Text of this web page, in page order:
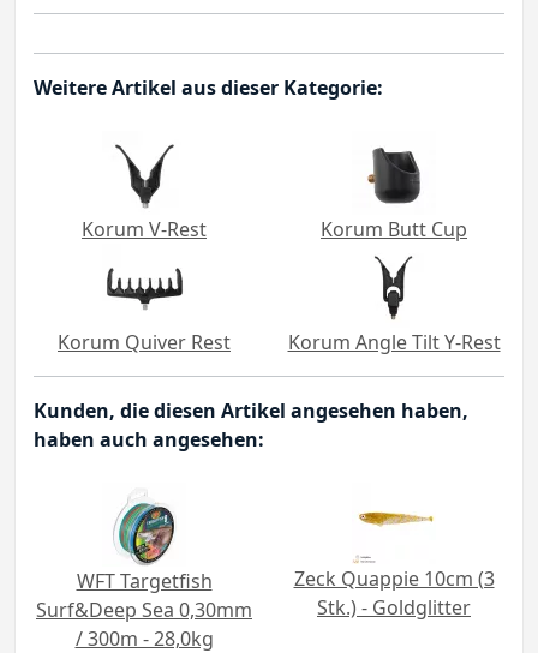
Weitere Artikel aus dieser Kategorie:
Korum V-Rest Korum Butt Cup
Korum Quiver Rest Korum Angle Tilt Y-Rest
Kunden, die diesen Artikel angesehen haben,
haben auch angesehen:
WFT Targetfish
Surf&Deep Sea 0,30mm
/ 300m - 28,0kg
Zeck Quappie 10cm (3
Stk.) - Goldglitter